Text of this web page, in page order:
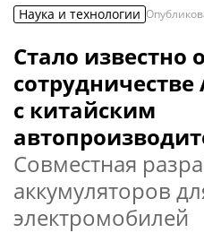
Наука и технологии
Стало известно
сотрудничестве
с китайским
Совместная
аккумуляторов
электромобилей